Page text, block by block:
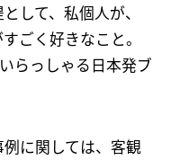
して、私個人が、
ごく好きなこと。
らっしゃる日本発ブ
に関しては、客観